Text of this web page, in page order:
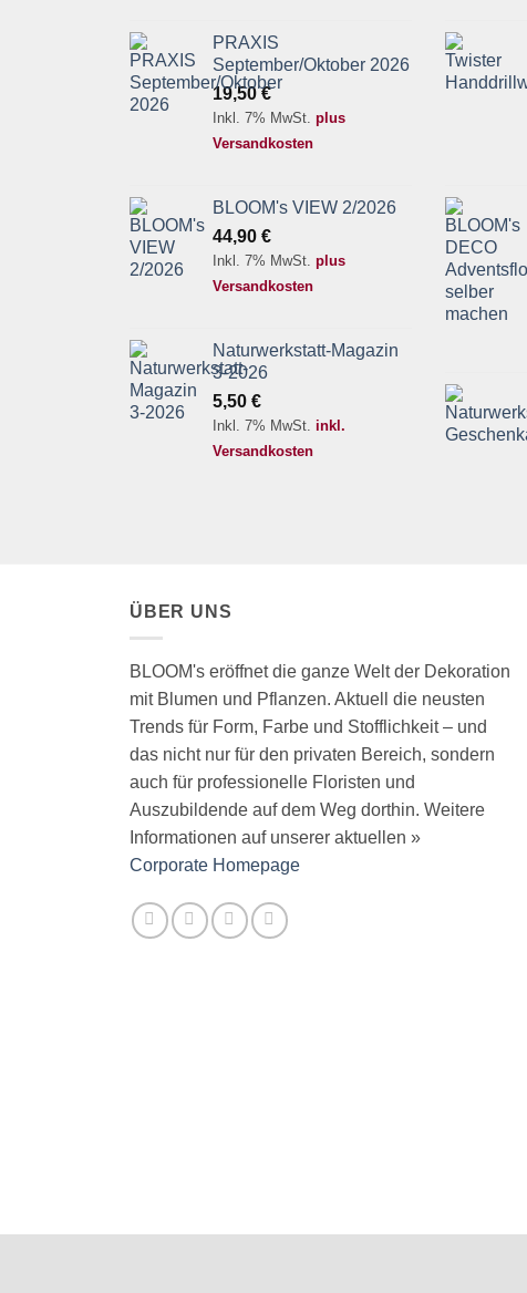
PRAXIS
September/Oktober 2026
19,50€
Inkl. 7% MwSt. plus
Versandkosten
BLOOM's VIEW 2/2026
44,90 €
Inkl. 7% MwSt. plus
Versandkosten
Naturwerkstatt-Magazin
3-2026
5,50 €
Inkl. 7% MwSt. inkl.
Versandkosten
ÜBER UNS
BLOOM's eröffnet die ganze Welt der Dekoration
mit Blumen und Pflanzen. Aktuell die neusten
Trends für Form, Farbe und Stofflichkeit – und
das nicht nur für den privaten Bereich, sondern
auch für professionelle Floristen und
Auszubildende auf dem Weg dorthin. Weitere
Informationen auf unserer aktuellen »
Corporate Homepage